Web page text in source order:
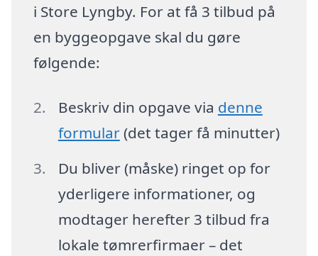
i Store Lyngby. For at få 3 tilbud på
en byggeopgave skal du gøre
følgende:
Beskriv din opgave via denne
formular(det tager få minutter)
Du bliver (måske) ringet op for
yderligere informationer, og
modtager herefter 3 tilbud fra
lokale tømrerfirmaer – det